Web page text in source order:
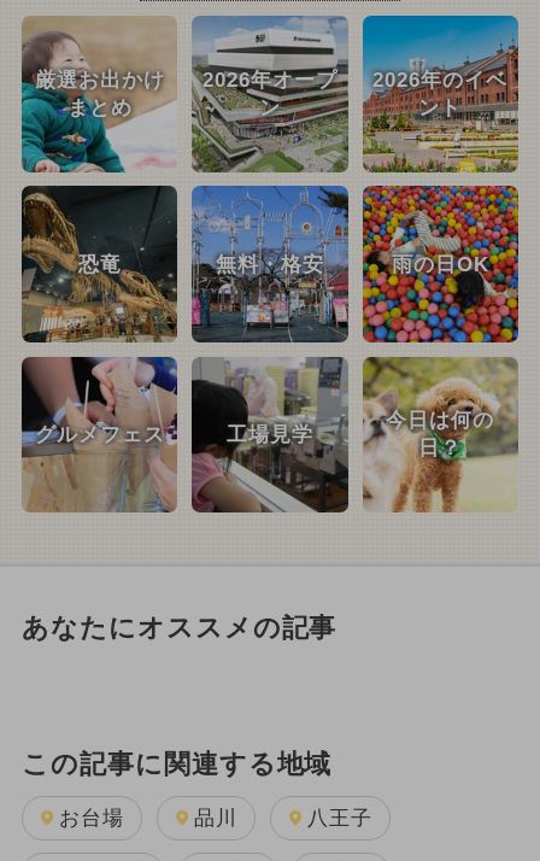
厳選お出かけ
まとめ
2026年オープ
ン
2026年のイベ
ント
恐竜 無料・格安 雨の日OK
グルメフェス 工場見学
今日は何の
日？
あなたにオススメの記事
この記事に関連する地域
お台場 品川 八王子